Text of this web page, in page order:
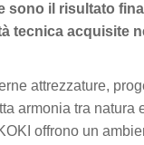
sono il risultato
tecnica acquisite
attrezzature,
armonia tra natura
offrono un